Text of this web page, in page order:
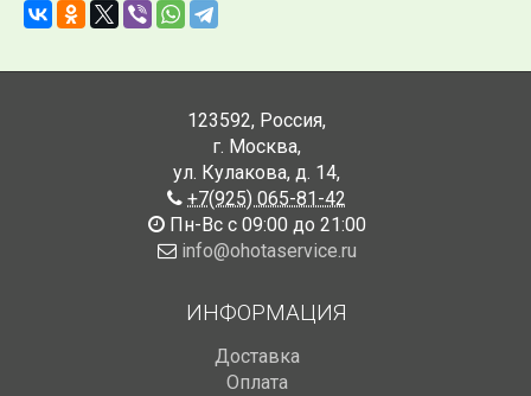
123592, Россия,
г. Москва,
ул. Кулакова, д. 14,
+7(925) 065-81-42
Пн-Вс с 09:00 до 21:00
info@ohotaservice.ru
ИНФОРМАЦИЯ
Доставка
Оплата